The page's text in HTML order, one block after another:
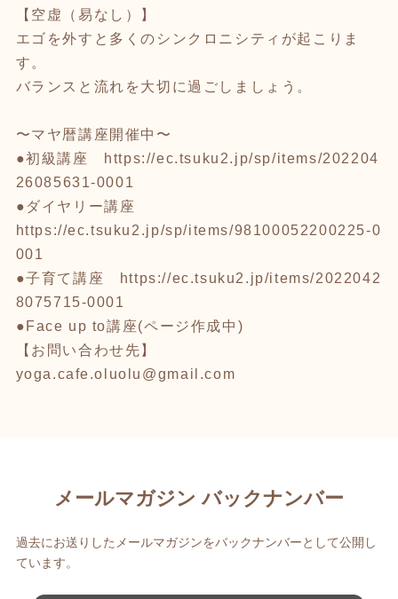
【空虚（易なし）】
エゴを外すと多くのシンクロニシティが起こりま
す。
バランスと流れを大切に過ごしましょう。
〜マヤ暦講座開催中〜
●初級講座
https://ec.tsuku2.jp/sp/items/202204
26085631-0001
●ダイヤリー講座
https://ec.tsuku2.jp/sp/items/98100052200225-0
001
●子育て講座
https://ec.tsuku2.jp/items/2022042
8075715-0001
●Face up to講座(ページ作成中)
【お問い合わせ先】
yoga.cafe.oluolu@gmail.com
メールマガジン バックナンバー
過去にお送りしたメールマガジンをバックナンバーとして公開し
ています。